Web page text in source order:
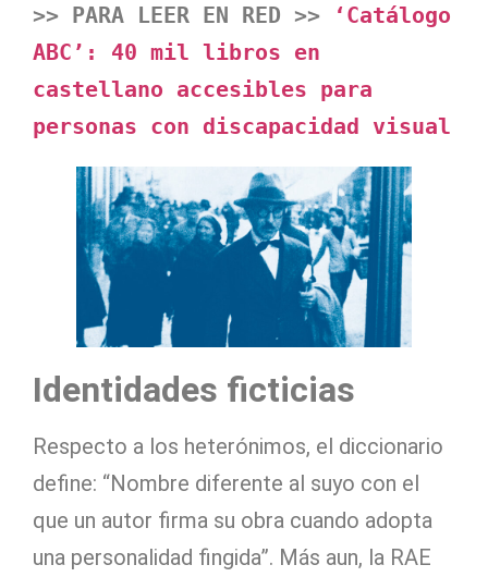
>> PARA LEER EN RED >>
‘Catálogo
ABC’: 40 mil libros en
castellano accesibles para
personas con discapacidad visual
Identidades ficticias
Respecto a los heterónimos, el diccionario
define: “Nombre diferente al suyo con el
que un autor firma su obra cuando adopta
una personalidad fingida”. Más aun, la RAE